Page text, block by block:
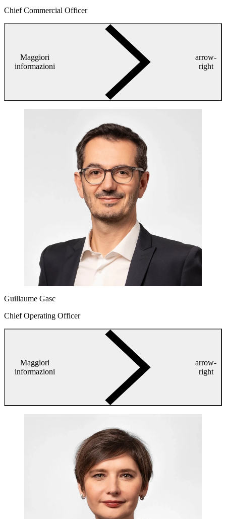
Chief Commercial Officer
Maggiori
informazioni
arrow-
right
Guillaume Gasc
Chief Operating Officer
Maggiori
informazioni
arrow-
right